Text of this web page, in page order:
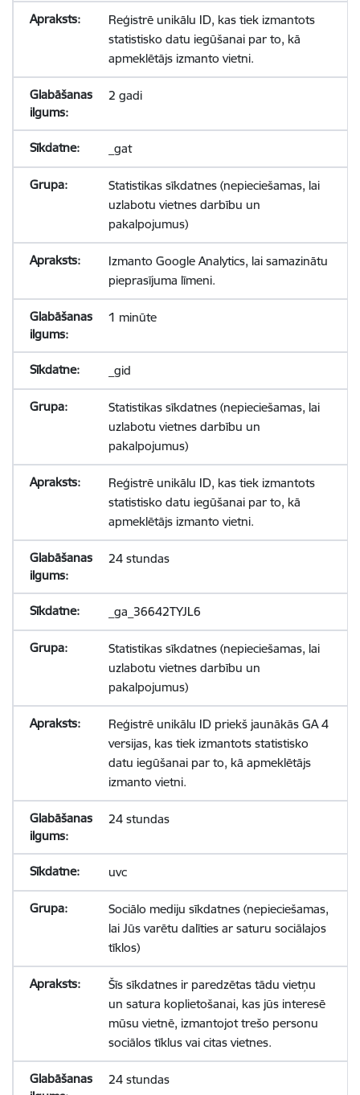
Reģistrē unikālu ID, kas tiek izmantots
statistisko datu iegūšanai par to, kā
apmeklētājs izmanto vietni.
2 gadi
_gat
Statistikas sīkdatnes (nepieciešamas, lai
uzlabotu vietnes darbību un
pakalpojumus)
Izmanto Google Analytics, lai samazinātu
pieprasījuma līmeni.
1 minūte
_gid
Statistikas sīkdatnes (nepieciešamas, lai
uzlabotu vietnes darbību un
pakalpojumus)
Reģistrē unikālu ID, kas tiek izmantots
statistisko datu iegūšanai par to, kā
apmeklētājs izmanto vietni.
24 stundas
_ga_36642TYJL6
Statistikas sīkdatnes (nepieciešamas, lai
uzlabotu vietnes darbību un
pakalpojumus)
Reģistrē unikālu ID priekš jaunākās GA 4
versijas, kas tiek izmantots statistisko
datu iegūšanai par to, kā apmeklētājs
izmanto vietni.
24 stundas
uvc
Sociālo mediju sīkdatnes (nepieciešamas,
lai Jūs varētu dalīties ar saturu sociālajos
tīklos)
Šīs sīkdatnes ir paredzētas tādu vietņu
un satura koplietošanai, kas jūs interesē
mūsu vietnē, izmantojot trešo personu
sociālos tīklus vai citas vietnes.
24 stundas